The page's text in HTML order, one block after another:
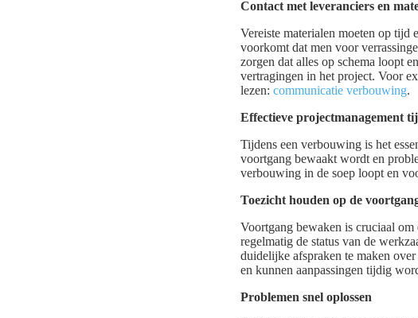
Contact met leveranciers en
Vereiste materialen moeten op tijd
voorkomt dat men voor
zorgen dat alles op schema loopt
vertragingen in het project. Voor
lezen: communicatie verbouwing.
Effectieve projectmanagement
Tijdens een verbouwing is het
voortgang bewaakt wordt en
verbouwing in de soep loopt en
Toezicht houden op de
Voortgang bewaken is cruciaal
regelmatig de status van de
duidelijke afspraken te maken
en kunnen aanpassingen tijdig
Problemen snel oplossen